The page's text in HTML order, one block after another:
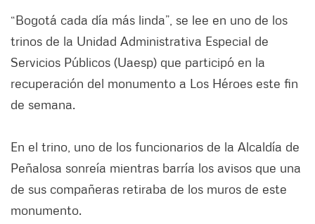
“Bogotá cada día más linda”, se lee en uno de los
trinos de la Unidad Administrativa Especial de
Servicios Públicos (Uaesp) que participó en la
recuperación del monumento a Los Héroes este fin
de semana.
En el trino, uno de los funcionarios de la Alcaldía de
Peñalosa sonreía mientras barría los avisos que una
de sus compañeras retiraba de los muros de este
monumento.